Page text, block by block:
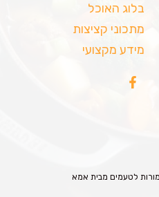
בלוג האוכל
מתכוני קציצות
מידע מקצועי